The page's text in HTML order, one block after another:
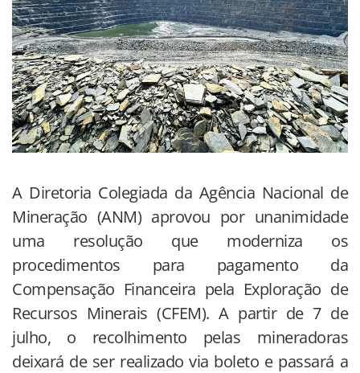
A Diretoria Colegiada da Agência Nacional de
Mineração (ANM) aprovou por unanimidade
uma resolução que moderniza os
procedimentos para pagamento da
Compensação Financeira pela Exploração de
Recursos Minerais (CFEM). A partir de 7 de
julho, o recolhimento pelas mineradoras
deixará de ser realizado via boleto e passará a